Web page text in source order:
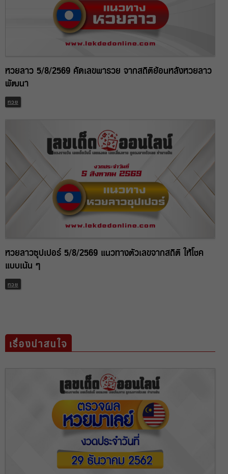
หวยลาว 5/8/2569 คัดเลขพารวย จากสถิติย้อนหลังหวยลาว
พัฒนา
หวย
หวยลาวซุปเปอร์ 5/8/2569 แนวทางตัวเลขจากสถิติ ให้โชค
แบบเน้น ๆ
หวย
เรื่องน่าสนใจ